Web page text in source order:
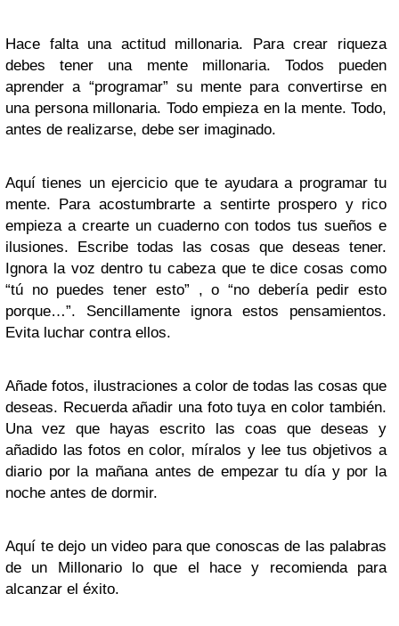
Hace falta una actitud millonaria. Para crear riqueza
debes tener una mente millonaria. Todos pueden
aprender a “programar” su mente para convertirse en
una persona millonaria. Todo empieza en la mente. Todo,
antes de realizarse, debe ser imaginado.
Aquí tienes un ejercicio que te ayudara a programar tu
mente. Para acostumbrarte a sentirte prospero y rico
empieza a crearte un cuaderno con todos tus sueños e
ilusiones. Escribe todas las cosas que deseas tener.
Ignora la voz dentro tu cabeza que te dice cosas como
“tú no puedes tener esto” , o “no debería pedir esto
porque…”. Sencillamente ignora estos pensamientos.
Evita luchar contra ellos.
Añade fotos, ilustraciones a color de todas las cosas que
deseas. Recuerda añadir una foto tuya en color también.
Una vez que hayas escrito las coas que deseas y
añadido las fotos en color, míralos y lee tus objetivos a
diario por la mañana antes de empezar tu día y por la
noche antes de dormir.
Aquí te dejo un video para que conoscas de las palabras
de un Millonario lo que el hace y recomienda para
alcanzar el éxito.